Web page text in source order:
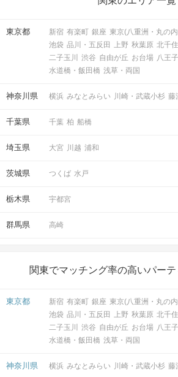
東京都 新宿 有楽町 銀座 東京(八重洲・丸の
池袋 品川・五反田 上野 秋葉原 北千住
二子玉川
渋谷 自由が丘 お台場 八王子
水道橋・飯田橋 浅草・両国
神奈川県 横浜 みなとみらい 川崎・武蔵小杉 藤
千葉県 千葉 柏 船橋
埼玉県 大宮 川越 浦和
茨城県 つくば 水戸
栃木県 宇都宮
群馬県 高崎
関東でマッチング率の高いパーテ
東京都 新宿 有楽町 銀座 東京(八重洲・丸の
池袋 品川・五反田 上野 秋葉原 北千住
二子玉川
渋谷 自由が丘 お台場 八王子
水道橋・飯田橋 浅草・両国
神奈川県 横浜 みなとみらい 川崎・武蔵小杉 藤